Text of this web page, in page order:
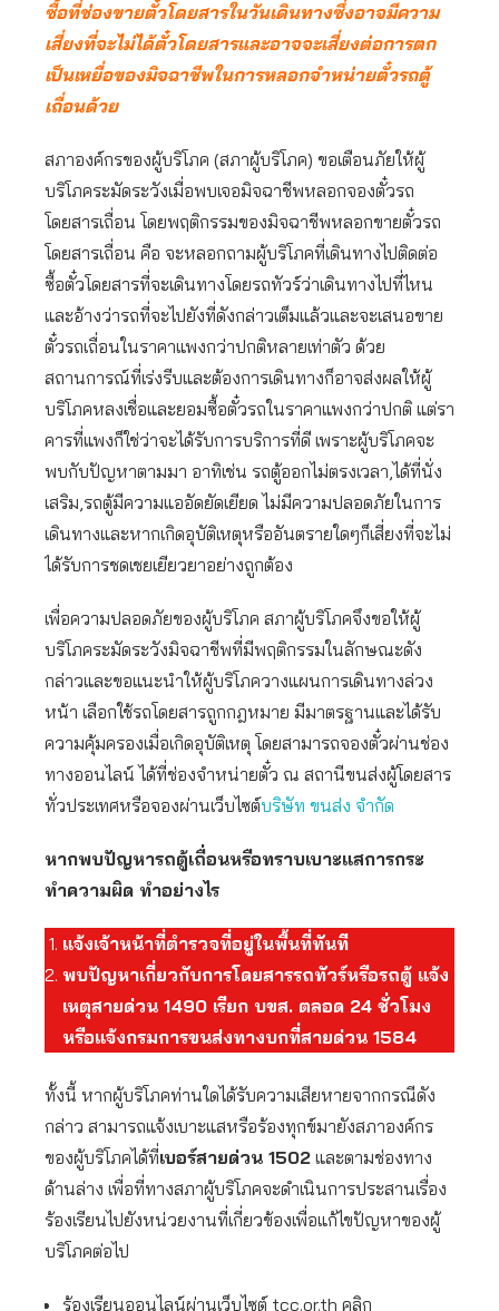
ซื้อที่ช่องขายตั๋วโดยสารในวันเดินทางซึ่งอาจมีความ
เสี่ยงที่จะไม่ได้ตั๋วโดยสารและอาจจะเสี่ยงต่อการตก
เป็นเหยื่อของมิจฉาชีพในการหลอกจำหน่ายตั๋วรถตู้
เถื่อนด้วย
สภาองค์กรของผู้บริโภค (สภาผู้บริโภค) ขอเตือนภัยให้ผู้
บริโภคระมัดระวังเมื่อพบเจอมิจฉาชีพหลอกจองตั๋วรถ
โดยสารเถื่อน โดยพฤติกรรมของมิจฉาชีพหลอกขายตั๋วรถ
โดยสารเถื่อน คือ จะหลอกถามผู้บริโภคที่เดินทางไปติดต่อ
ซื้อตั๋วโดยสารที่จะเดินทางโดยรถทัวร์ว่าเดินทางไปที่ไหน
และอ้างว่ารถที่จะไปยังที่ดังกล่าวเต็มแล้วและจะเสนอขาย
ตั๋วรถเถื่อนในราคาแพงกว่าปกติหลายเท่าตัว ด้วย
สถานการณ์ที่เร่งรีบและต้องการเดินทางก็อาจส่งผลให้ผู้
บริโภคหลงเชื่อและยอมซื้อตั๋วรถในราคาแพงกว่าปกติ แต่รา
คารที่แพงก็ใช่ว่าจะได้รับการบริการที่ดี เพราะผู้บริโภคจะ
พบกับปัญหาตามมา อาทิเช่น รถตู้ออกไม่ตรงเวลา,ได้ที่นั่ง
เสริม,รถตู้มีความแออัดยัดเยียด ไม่มีความปลอดภัยในการ
เดินทางและหากเกิดอุบัติเหตุหรืออันตรายใดๆก็เสี่ยงที่จะไม่
ได้รับการชดเชยเยียวยาอย่างถูกต้อง
เพื่อความปลอดภัยของผู้บริโภค สภาผู้บริโภคจึงขอให้ผู้
บริโภคระมัดระวังมิจฉาชีพที่มีพฤติกรรมในลักษณะดัง
กล่าวและขอแนะนำให้ผู้บริโภควางแผนการเดินทางล่วง
หน้า เลือกใช้รถโดยสารถูกกฎหมาย มีมาตรฐานและได้รับ
ความคุ้มครองเมื่อเกิดอุบัติเหตุ โดยสามารถจองตั๋วผ่านช่อง
ทางออนไลน์ ได้ที่ช่องจำหน่ายตั๋ว ณ สถานีขนส่งผู้โดยสาร
ทั่วประเทศหรือจองผ่านเว็บไซต์บริษัท ขนส่ง จำกัด
หากพบปัญหารถตู้เถื่อนหรือทราบเบาะแสการกระ
ทำความผิด ทำอย่างไร
แจ้งเจ้าหน้าที่ตำรวจที่อยู่ในพื้นที่ทันที
พบปัญหาเกี่ยวกับการโดยสารรถทัวร์หรือรถตู้ แจ้ง
เหตุสายด่วน 1490 เรียก บขส. ตลอด 24 ชั่วโมง
หรือแจ้งกรมการขนส่งทางบกที่สายด่วน 1584
ทั้งนี้ หากผู้บริโภคท่านใดได้รับความเสียหายจากกรณีดัง
กล่าว สามารถแจ้งเบาะแสหรือร้องทุกข์มายังสภาองค์กร
ของผู้บริโภคได้ที่เบอร์สายด่วน 1502 และตามช่องทาง
ด้านล่าง เพื่อที่ทางสภาผู้บริโภคจะดำเนินการประสานเรื่อง
ร้องเรียนไปยังหน่วยงานที่เกี่ยวข้องเพื่อแก้ไขปัญหาของผู้
บริโภคต่อไป
ร้องเรียนออนไลน์ผ่านเว็บไซต์ tcc.or.th คลิก